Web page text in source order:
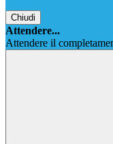
Chiudi
Attendere...
Attendere il